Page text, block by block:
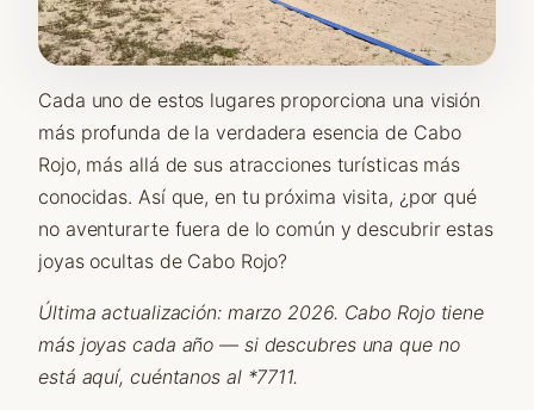
Cada uno de estos lugares proporciona una visión
más profunda de la verdadera esencia de Cabo
Rojo, más allá de sus atracciones turísticas más
conocidas. Así que, en tu próxima visita, ¿por qué
no aventurarte fuera de lo común y descubrir estas
joyas ocultas de Cabo Rojo?
Última actualización: marzo 2026. Cabo Rojo tiene
más joyas cada año — si descubres una que no
está aquí, cuéntanos al *7711.